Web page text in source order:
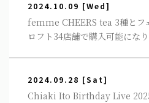
2024.10.09 [Wed]
femme CHEERS tea 3種とフ
ロフト34店舗で購入可能にな
2024.09.28 [Sat]
Chiaki Ito Birthday Live